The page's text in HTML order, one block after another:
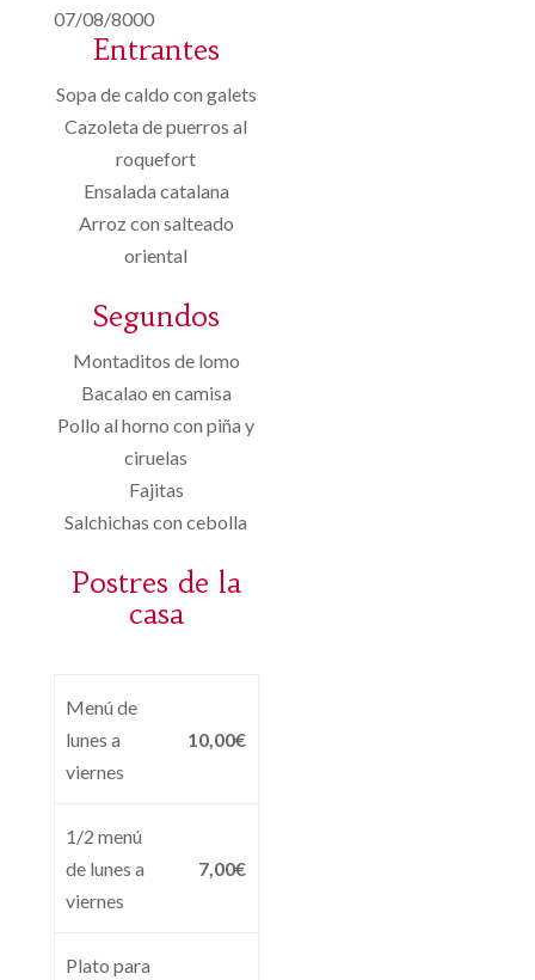
07/08/8000
Entrantes
Sopa de caldo con galets
Cazoleta de puerros al
roquefort
Ensalada catalana
Arroz con salteado
oriental
Segundos
Montaditos de lomo
Bacalao en camisa
Pollo al horno con piña y
ciruelas
Fajitas
Salchichas con cebolla
Postres de la
casa
Menú de
lunes a
viernes
10,00€
1/2 menú
de lunes a
viernes
7,00€
Plato para